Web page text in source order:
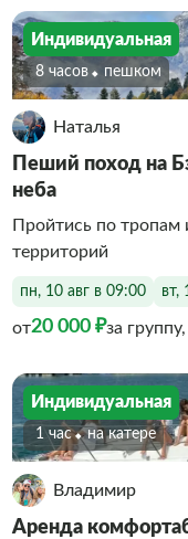
Индивидуальная
8 часов Пешком
Наталья
Пеший поход на
неба
Пройтись по тропам
территорий
пн, 10 авг в 09:00 вт,
от20 000 ₽за
Индивидуальная
1 час На катере
Владимир
Аренда